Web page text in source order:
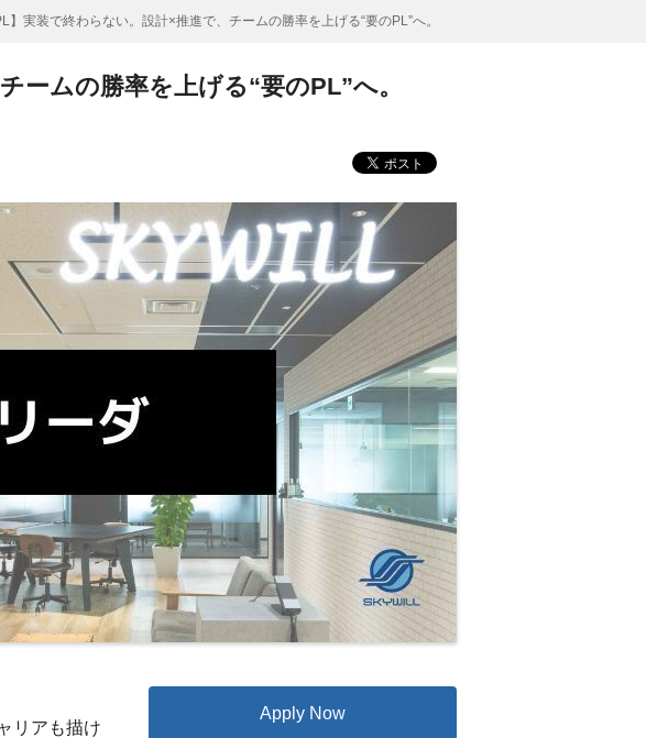
】実装で終わらない。設計×推進で、チームの勝率を上げる“要のPL”へ。
ームの勝率を上げる“要のPL”へ。
リアも描け
Apply Now